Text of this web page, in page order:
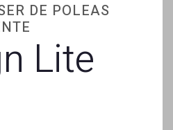
DE POLEAS
Lite